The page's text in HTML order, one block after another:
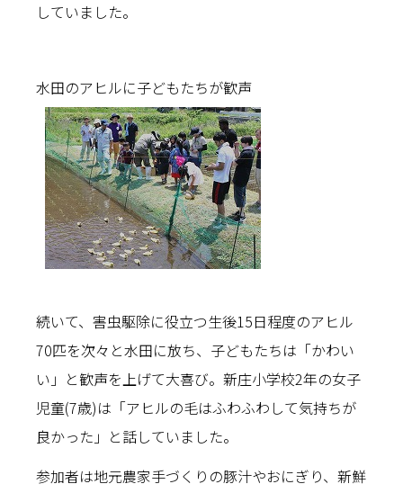
していました。
水田のアヒルに子どもたちが歓声
続いて、害虫駆除に役立つ生後15日程度のアヒル
70匹を次々と水田に放ち、子どもたちは「かわい
い」と歓声を上げて大喜び。新庄小学校2年の女子
児童(7歳)は「アヒルの毛はふわふわして気持ちが
良かった」と話していました。
参加者は地元農家手づくりの豚汁やおにぎり、新鮮